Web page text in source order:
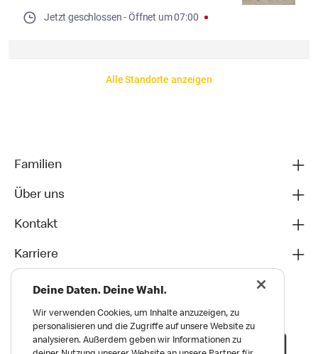
Jetzt geschlossen - Öffnet um07:00
Alle Standorte anzeigen
Familien
Über uns
Kontakt
Karriere
Deine Daten. Deine Wahl.
Wir verwenden Cookies, um Inhalte anzuzeigen, zu
personalisieren und die Zugriffe auf unsere Website zu
analysieren. Außerdem geben wir Informationen zu